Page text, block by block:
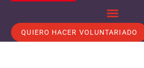
QUIERO HACER VOLUNTARIADO